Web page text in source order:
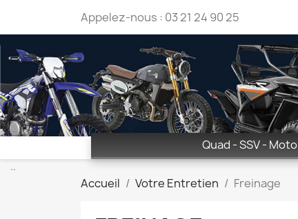
Appelez-nous : 03 21 24 90 25
Quad - SSV - Moto
..
Accueil
Votre Entretien Freinage